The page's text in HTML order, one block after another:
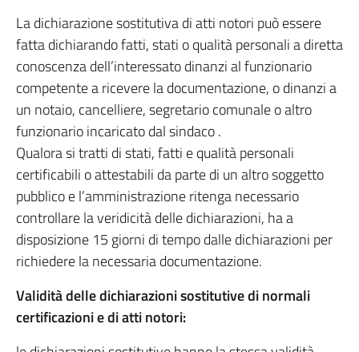
La dichiarazione sostitutiva di atti notori può essere
fatta dichiarando fatti, stati o qualità personali a diretta
conoscenza dell’interessato dinanzi al funzionario
competente a ricevere la documentazione, o dinanzi a
un notaio, cancelliere, segretario comunale o altro
funzionario incaricato dal sindaco .
Qualora si tratti di stati, fatti e qualità personali
certificabili o attestabili da parte di un altro soggetto
pubblico e l’amministrazione ritenga necessario
controllare la veridicità delle dichiarazioni, ha a
disposizione 15 giorni di tempo dalle dichiarazioni per
richiedere la necessaria documentazione.
Validità delle dichiarazioni sostitutive di normali
certificazioni e di atti notori: